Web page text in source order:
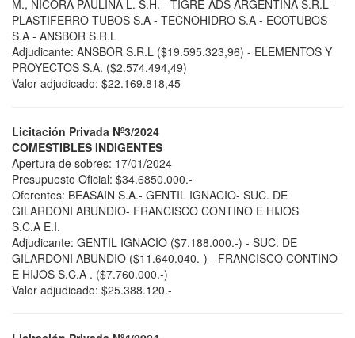
M., NICORA PAULINA L. S.H. - TIGRE-ADS ARGENTINA S.R.L -
PLASTIFERRO TUBOS S.A - TECNOHIDRO S.A - ECOTUBOS
S.A - ANSBOR S.R.L
Adjudicante: ANSBOR S.R.L ($19.595.323,96) - ELEMENTOS Y
PROYECTOS S.A. ($2.574.494,49)
Valor adjudicado: $22.169.818,45
Licitación Privada Nº3/2024
COMESTIBLES INDIGENTES
Apertura de sobres: 17/01/2024
Presupuesto Oficial: $34.6850.000.-
Oferentes: BEASAIN S.A.- GENTIL IGNACIO- SUC. DE
GILARDONI ABUNDIO- FRANCISCO CONTINO E HIJOS
S.C.A E.I.
Adjudicante: GENTIL IGNACIO ($7.188.000.-) - SUC. DE
GILARDONI ABUNDIO ($11.640.040.-) - FRANCISCO CONTINO
E HIJOS S.C.A . ($7.760.000.-)
Valor adjudicado: $25.388.120.-